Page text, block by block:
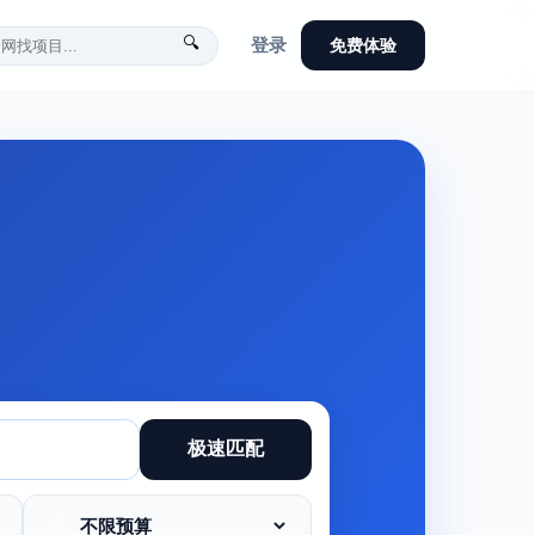
🔍 登录 免费体验
极速匹配